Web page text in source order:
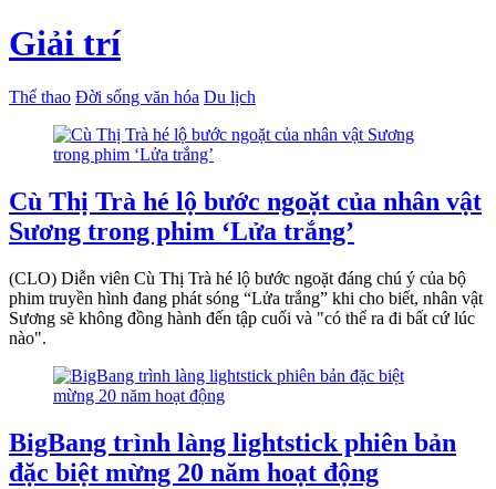
Giải trí
Thể thao Đời sống văn hóa Du lịch
Cù Thị Trà hé lộ bước ngoặt của nhân vật
Sương trong phim ‘Lửa trắng’
(CLO) Diễn viên Cù Thị Trà hé lộ bước ngoặt đáng chú ý của bộ
phim truyền hình đang phát sóng “Lửa trắng” khi cho biết, nhân vật
Sương sẽ không đồng hành đến tập cuối và "có thể ra đi bất cứ lúc
nào".
BigBang trình làng lightstick phiên bản
đặc biệt mừng 20 năm hoạt động